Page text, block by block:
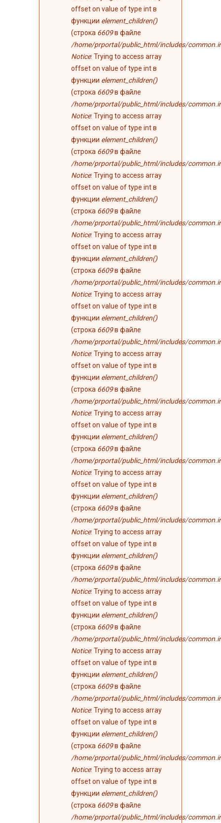
offset on value of type int в
функции element_children()
(строка 6609в файле
/home/prportal/public_html/includes/
Notice: Trying to access array
offset on value of type int в
функции element_children()
(строка 6609в файле
/home/prportal/public_html/includes/
Notice: Trying to access array
offset on value of type int в
функции element_children()
(строка 6609в файле
/home/prportal/public_html/includes/
Notice: Trying to access array
offset on value of type int в
функции element_children()
(строка 6609в файле
/home/prportal/public_html/includes/
Notice: Trying to access array
offset on value of type int в
функции element_children()
(строка 6609в файле
/home/prportal/public_html/includes/
Notice: Trying to access array
offset on value of type int в
функции element_children()
(строка 6609в файле
/home/prportal/public_html/includes/
Notice: Trying to access array
offset on value of type int в
функции element_children()
(строка 6609в файле
/home/prportal/public_html/includes/
Notice: Trying to access array
offset on value of type int в
функции element_children()
(строка 6609в файле
/home/prportal/public_html/includes/
Notice: Trying to access array
offset on value of type int в
функции element_children()
(строка 6609в файле
/home/prportal/public_html/includes/
Notice: Trying to access array
offset on value of type int в
функции element_children()
(строка 6609в файле
/home/prportal/public_html/includes/
Notice: Trying to access array
offset on value of type int в
функции element_children()
(строка 6609в файле
/home/prportal/public_html/includes/
Notice: Trying to access array
offset on value of type int в
функции element_children()
(строка 6609в файле
/home/prportal/public_html/includes/
Notice: Trying to access array
offset on value of type int в
функции element_children()
(строка 6609в файле
/home/prportal/public_html/includes/
Notice: Trying to access array
offset on value of type int в
функции element_children()
(строка 6609в файле
/home/prportal/public_html/includes/